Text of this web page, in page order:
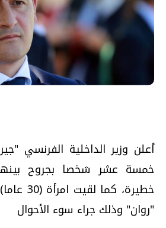
أعلن وزير الداخلية الفرنسي
خمسة عشر شخصا بجروح
خطيرة،
"روان" وذلك جراء سوء الأحوال